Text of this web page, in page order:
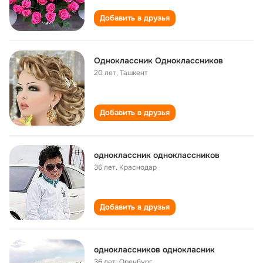
Добавить в друзья
Одноклассник Одноклассников
20 лет,Ташкент
Добавить в друзья
одноклассник одноклассников
36 лет, Краснодар
Добавить в друзья
одноклассников однокласник